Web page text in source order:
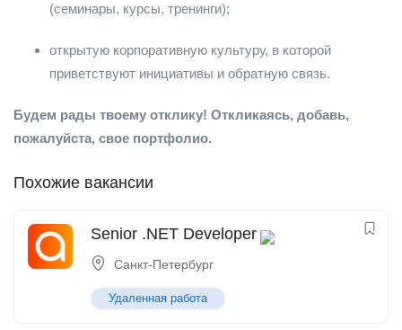
(семинары, курсы, тренинги);
открытую корпоративную культуру, в которой
приветствуют инициативы и обратную связь.
Будем рады твоему отклику! Откликаясь, добавь,
пожалуйста, свое портфолио.
Похожие вакансии
Senior .NET Developer
Санкт-Петербург
Удаленная работа